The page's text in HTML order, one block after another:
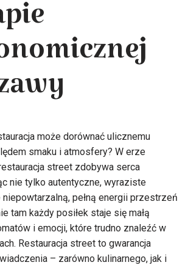
może dorównać ulicznemu
smaku i atmosfery? W erze
street zdobywa serca
nie tylko autentyczne, wyraziste
pełną energii przestrzeń
tam każdy posiłek staje się małą
i emocji, które trudno znaleźć w
Restauracja street to gwarancja
– zarówno kulinarnego, jak i